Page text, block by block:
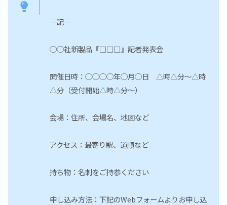
－記－
◯◯社新製品『□□□』記者発表会
開催日時：◯◯◯◯年◯月◯日 △時△分〜△時
△分（受付開始△時△分〜）
会場：住所、会場名、地図など
アクセス：最寄り駅、道順など
持ち物：名刺をご持参ください
申し込み方法：下記のWebフォームよりお申し込